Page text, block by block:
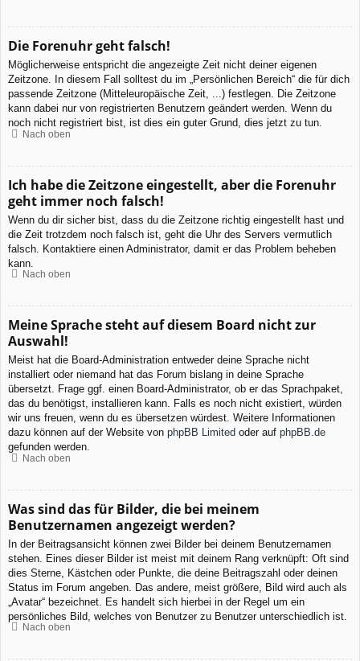
Die Forenuhr geht falsch!
Möglicherweise entspricht die angezeigte Zeit nicht deiner eigenen
Zeitzone. In diesem Fall solltest du im „Persönlichen Bereich“ die für dich
passende Zeitzone (Mitteleuropäische Zeit, ...) festlegen. Die Zeitzone
kann dabei nur von registrierten Benutzern geändert werden. Wenn du
noch nicht registriert bist, ist dies ein guter Grund, dies jetzt zu tun.
Nach oben
Ich habe die Zeitzone eingestellt, aber die Forenuhr
geht immer noch falsch!
Wenn du dir sicher bist, dass du die Zeitzone richtig eingestellt hast und
die Zeit trotzdem noch falsch ist, geht die Uhr des Servers vermutlich
falsch. Kontaktiere einen Administrator, damit er das Problem beheben
kann.
Nach oben
Meine Sprache steht auf diesem Board nicht zur
Auswahl!
Meist hat die Board-Administration entweder deine Sprache nicht
installiert oder niemand hat das Forum bislang in deine Sprache
übersetzt. Frage ggf. einen Board-Administrator, ob er das Sprachpaket,
das du benötigst, installieren kann. Falls es noch nicht existiert, würden
wir uns freuen, wenn du es übersetzen würdest. Weitere Informationen
dazu können auf der Website von phpBB Limited oder auf phpBB.de
gefunden werden.
Nach oben
Was sind das für Bilder, die bei meinem
Benutzernamen angezeigt werden?
In der Beitragsansicht können zwei Bilder bei deinem Benutzernamen
stehen. Eines dieser Bilder ist meist mit deinem Rang verknüpft: Oft sind
dies Sterne, Kästchen oder Punkte, die deine Beitragszahl oder deinen
Status im Forum angeben. Das andere, meist größere, Bild wird auch als
„Avatar“ bezeichnet. Es handelt sich hierbei in der Regel um ein
persönliches Bild, welches von Benutzer zu Benutzer unterschiedlich ist.
Nach oben